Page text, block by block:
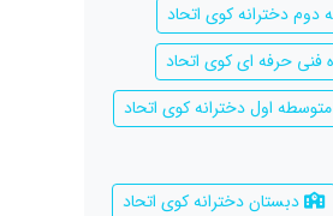
دوم دخترانه کوی اتحاد
فنی حرفه ای کوی اتحاد
متوسطه اول دخترانه کوی اتحاد
دبستان دخترانه کوی اتحاد